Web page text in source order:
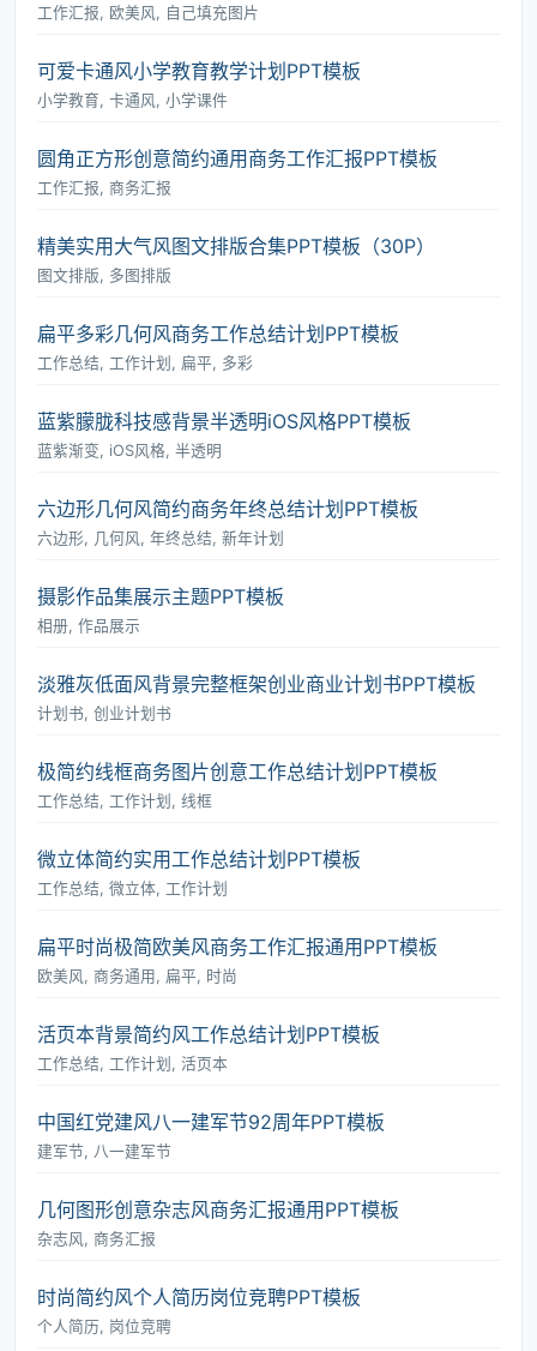
工作汇报, 欧美风, 自己填充图片
可爱卡通风小学教育教学计划PPT模板
小学教育, 卡通风, 小学课件
圆角正方形创意简约通用商务工作汇报PPT模板
工作汇报, 商务汇报
精美实用大气风图文排版合集PPT模板（30P）
图文排版, 多图排版
扁平多彩几何风商务工作总结计划PPT模板
工作总结, 工作计划, 扁平, 多彩
蓝紫朦胧科技感背景半透明iOS风格PPT模板
蓝紫渐变, iOS风格, 半透明
六边形几何风简约商务年终总结计划PPT模板
六边形, 几何风, 年终总结, 新年计划
摄影作品集展示主题PPT模板
相册, 作品展示
淡雅灰低面风背景完整框架创业商业计划书PPT模板
计划书, 创业计划书
极简约线框商务图片创意工作总结计划PPT模板
工作总结, 工作计划, 线框
微立体简约实用工作总结计划PPT模板
工作总结, 微立体, 工作计划
扁平时尚极简欧美风商务工作汇报通用PPT模板
欧美风, 商务通用, 扁平, 时尚
活页本背景简约风工作总结计划PPT模板
工作总结, 工作计划, 活页本
中国红党建风八一建军节92周年PPT模板
建军节, 八一建军节
几何图形创意杂志风商务汇报通用PPT模板
杂志风, 商务汇报
时尚简约风个人简历岗位竞聘PPT模板
个人简历, 岗位竞聘